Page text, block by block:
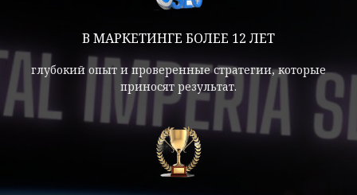
В МАРКЕТИНГЕ БОЛЕЕ 12 ЛЕТ
глубокий опыт и проверенные стратегии, которые
приносят результат.